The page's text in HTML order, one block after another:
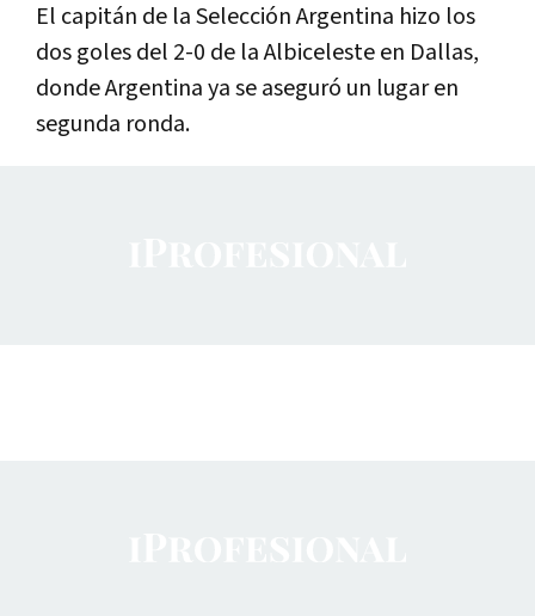
El capitán de la Selección Argentina hizo los
dos goles del 2-0 de la Albiceleste en Dallas,
donde Argentina ya se aseguró un lugar en
segunda ronda.